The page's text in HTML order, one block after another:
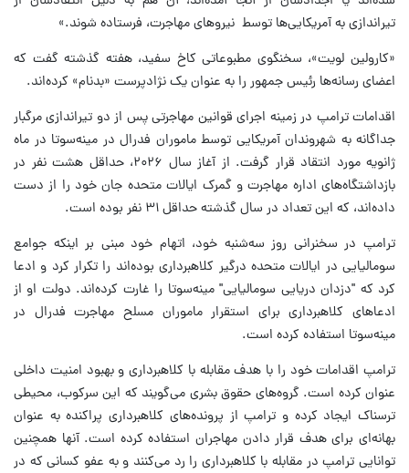
تیراندازی به آمریکایی‌ها توسط نیروهای مهاجرت، فرستاده شوند.»
«کارولین لویت»، سخنگوی مطبوعاتی کاخ سفید، هفته گذشته گفت که
اعضای رسانه‌ها رئیس جمهور را به عنوان یک نژادپرست «بدنام» کرده‌اند.
اقدامات ترامپ در زمینه اجرای قوانین مهاجرتی پس از دو تیراندازی مرگبار
جداگانه به شهروندان آمریکایی توسط ماموران فدرال در مینه‌سوتا در ماه
ژانویه مورد انتقاد قرار گرفت. از آغاز سال ۲۰۲۶، حداقل هشت نفر در
بازداشتگاه‌های اداره مهاجرت و گمرک ایالات متحده جان خود را از دست
داده‌اند، که این تعداد در سال گذشته حداقل ۳۱ نفر بوده است.
ترامپ در سخنرانی روز سه‌شنبه خود، اتهام خود مبنی بر اینکه جوامع
سومالیایی در ایالات متحده درگیر کلاهبرداری بوده‌اند را تکرار کرد و ادعا
کرد که "دزدان دریایی سومالیایی" مینه‌سوتا را غارت کرده‌اند. دولت او از
ادعاهای کلاهبرداری برای استقرار ماموران مسلح مهاجرت فدرال در
مینه‌سوتا استفاده کرده است.
ترامپ اقدامات خود را با هدف مقابله با کلاهبرداری و بهبود امنیت داخلی
عنوان کرده است. گروه‌های حقوق بشری می‌گویند که این سرکوب، محیطی
ترسناک ایجاد کرده و ترامپ از پرونده‌های کلاهبرداری پراکنده به عنوان
بهانه‌ای برای هدف قرار دادن مهاجران استفاده کرده است. آنها همچنین
توانایی ترامپ در مقابله با کلاهبرداری را رد می‌کنند و به عفو کسانی که در